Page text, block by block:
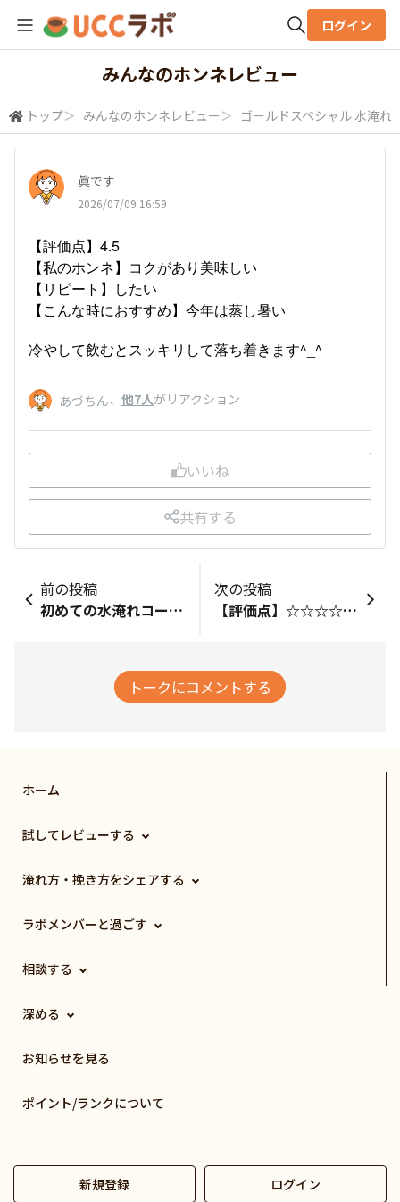
検索
ログイン
みんなのホンネレビュー
トップ＞ みんなのホンネレビュー ＞ ゴールドスペシャル 水淹れ
眞です
2026/07/09 16:59
【評価点】4.5
【私のホンネ】コクがあり美味しい
【リピート】したい
【こんな時におすすめ】今年は蒸し暑い
冷やして飲むとスッキリして落ち着きます^_^
あづちん、 他7人がリアクション
いいね
共有する
前の投稿
初めての水淹れコーヒーでした。前の晩に仕込んで８時間ぐらい冷蔵庫に。香りがとても良い！お店で飲むようなお味で美味しかったです。コーヒーバッグのコーヒーの量が多いから試しに再度水を足して小一時間程度おいてみました！水分補給に良さそうなアイスコーヒーができあがり。これはこれでおいしい。次回は水の量を増やして作ってみようかな。
次の投稿
【評価点】☆☆☆☆☆​【私のホンネ】《みんなで広げる水淹れ探求プロジェクト》で試供品を頂きました！涼しい日ばかりで中々出番が訪れなかったのですが、ついに試してみました！キッチンスケールで250gを計り『おすすめ』で水淹れしてみました。(ビックリするくらい少ない量でした…（笑）)ただ、約8時間後に出来上がってから飲んでみると、お店で頂く様な香りと味わいでとても美味しかったです。私的には、水の量を増やしても充分満足のいく味わいだろうなと感じたので、次の機会には試してみたいなと思います。【リピート】あり【こんな時におすすめ】美味しいアイスコーヒーを飲みたい時！
トークにコメントする
ホーム
試してレビューする
淹れ方・挽き方をシェアする
ラボメンバーと過ごす
相談する
深める
お知らせを見る
ポイント/ランクについて
新規登録 ログイン